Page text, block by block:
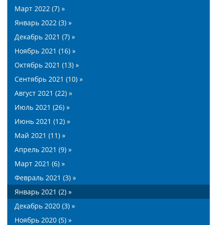
Март 2022 (7) »
Январь 2022 (3) »
Декабрь 2021 (7) »
Ноябрь 2021 (16) »
Октябрь 2021 (13) »
Сентябрь 2021 (10) »
Август 2021 (22) »
Июль 2021 (26) »
Июнь 2021 (12) »
Май 2021 (11) »
Апрель 2021 (9) »
Март 2021 (6) »
Февраль 2021 (3) »
Январь 2021 (2) »
Декабрь 2020 (3) »
Ноябрь 2020 (5) »